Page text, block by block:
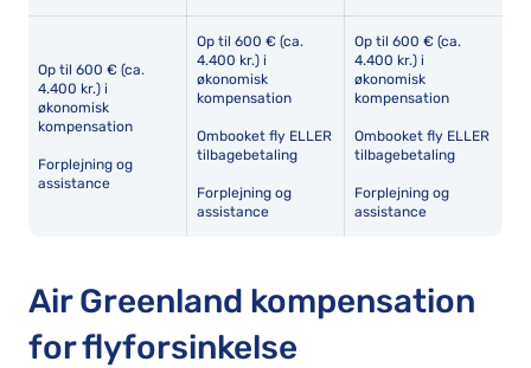
Op til 600 € (ca.
4.400 kr.) i
økonomisk
kompensation
Forplejning og
assistance
Op til 600 € (ca.
4.400 kr.) i
økonomisk
kompensation
Ombooket fly ELLER
tilbagebetaling
Forplejning og
assistance
Op til 600 € (ca.
4.400 kr.) i
økonomisk
kompensation
Ombooket fly ELLER
tilbagebetaling
Forplejning og
assistance
Air Greenland kompensation
for flyforsinkelse